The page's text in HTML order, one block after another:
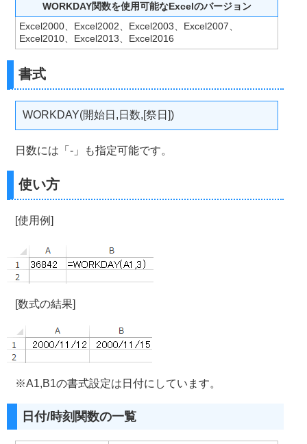
WORKDAY関数を使用可能なExcelのバージョン
Excel2000、Excel2002、Excel2003、Excel2007、
Excel2010、Excel2013、Excel2016
書式
WORKDAY(開始日,日数,[祭日])
日数には「-」も指定可能です。
使い方
[使用例]
[数式の結果]
※A1,B1の書式設定は日付にしています。
日付/時刻関数の一覧